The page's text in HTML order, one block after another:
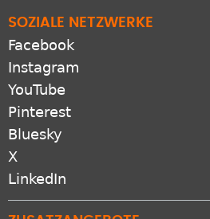
SOZIALE NETZWERKE
Facebook
Instagram
YouTube
Pinterest
Bluesky
X